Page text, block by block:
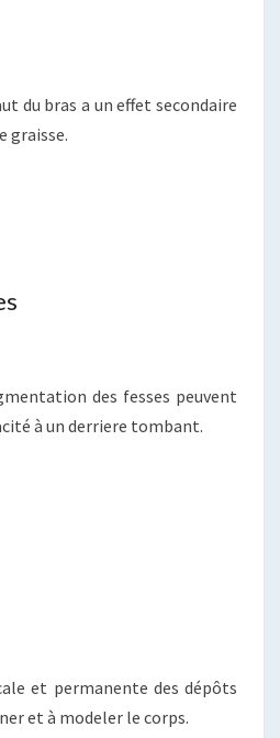
du bras a un effet secondaire
graisse.
des fesses peuvent
à un derriere tombant.
et permanente des dépôts
et à modeler le corps.